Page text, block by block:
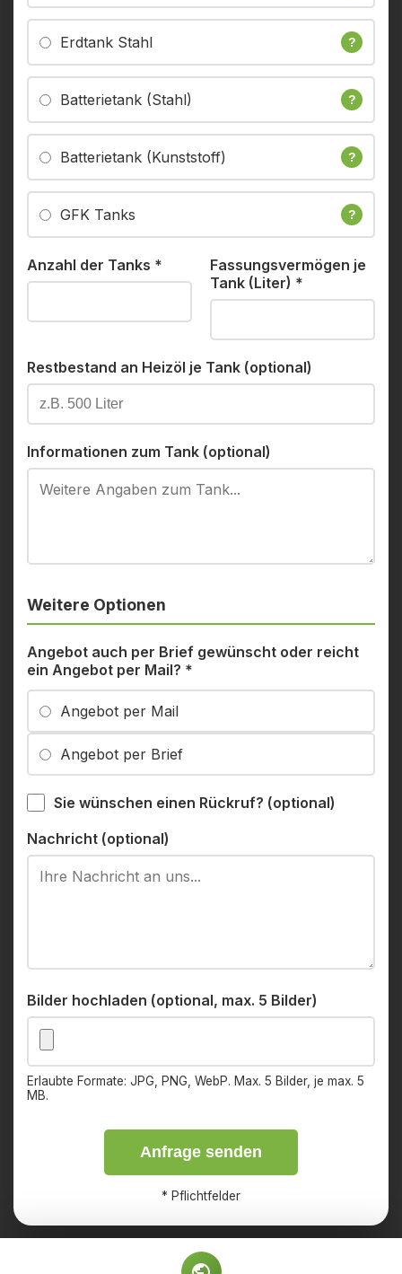
Erdtank Stahl ?
Batterietank (Stahl) ?
Batterietank (Kunststoff) ?
GFK Tanks ?
Anzahl der Tanks *
Fassungsvermögen je
Tank (Liter) *
Restbestand an Heizöl je Tank (optional)
Informationen zum Tank (optional)
Weitere Optionen
Angebot auch per Brief gewünscht oder reicht
ein Angebot per Mail? *
Angebot per Mail
Angebot per Brief
Sie wünschen einen Rückruf? (optional)
Nachricht (optional)
Bilder hochladen (optional, max. 5 Bilder)
Erlaubte Formate: JPG, PNG, WebP. Max. 5 Bilder, je max. 5
MB.
Anfrage senden
* Pflichtfelder